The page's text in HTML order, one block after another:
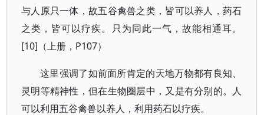
与人原只一体，故五谷禽兽之类，皆可以养人，药石
之类，皆可以疗疾。只为同此一气，故能相通耳。
[10]（上册，P107）
这里强调了如前面所肯定的天地万物都有良知、
灵明等精神性，但在生物圈层中，又是有分别的。人
可以利用五谷禽兽以养人，利用药石以疗疾。